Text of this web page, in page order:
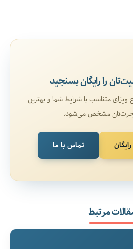
را رایگان بسنجید
ویزای متناسب با شرایط شما و بهترین
مشخص می‌شود.
تماس با ما
مرتبط